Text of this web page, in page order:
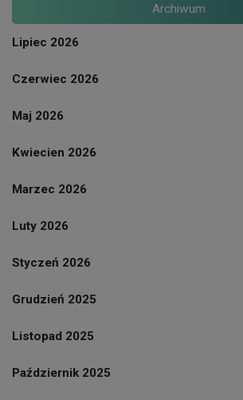
Archiwum
Lipiec 2026
Czerwiec 2026
Maj 2026
Kwiecien 2026
Marzec 2026
Luty 2026
Styczeń 2026
Grudzień 2025
Listopad 2025
Październik 2025